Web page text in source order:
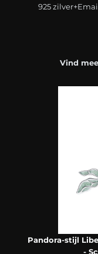
925
Vind
Pandora-stijl
-